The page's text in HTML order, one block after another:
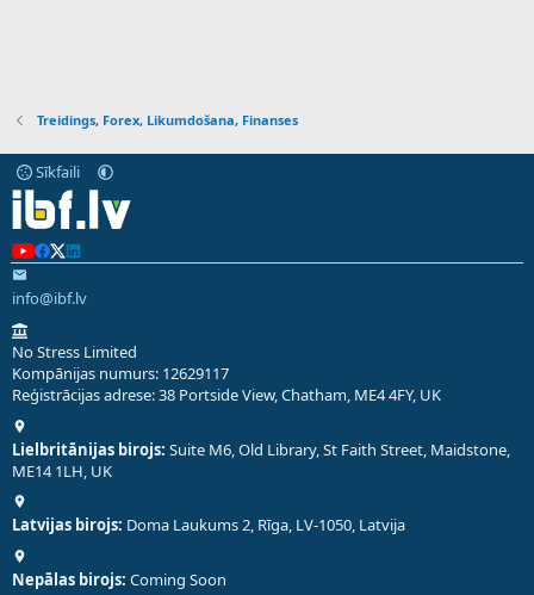
Treidings, Forex, Likumdošana, Finanses
Sīkfaili
info@ibf.lv
No Stress Limited
Kompānijas numurs: 12629117
Reģistrācijas adrese: 38 Portside View, Chatham, ME4 4FY, UK
Lielbritānijas birojs: Suite M6, Old Library, St Faith Street, Maidstone,
ME14 1LH, UK
Latvijas birojs: Doma Laukums 2, Rīga, LV-1050, Latvija
Nepālas birojs: Coming Soon